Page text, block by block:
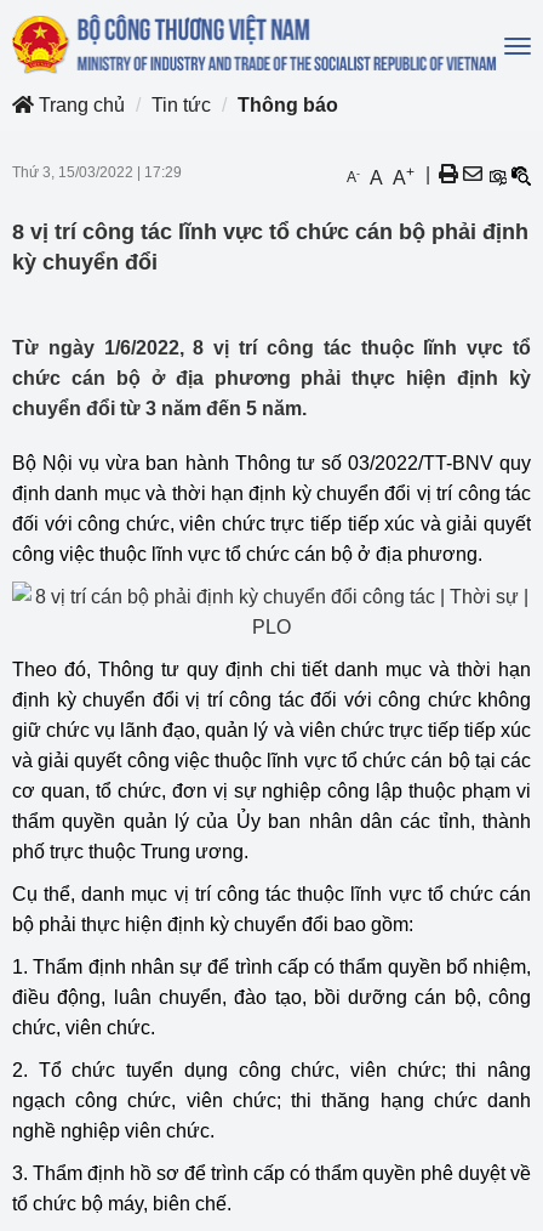
Trang chủ
Tin tức Thông báo
Thứ 3, 15/03/2022 17:29 A- A A+
8 vị trí công tác lĩnh vực tổ chức cán bộ phải định
kỳ chuyển đổi
Từ ngày 1/6/2022, 8 vị trí công tác thuộc lĩnh vực tổ
chức cán bộ ở địa phương phải thực hiện định kỳ
chuyển đổi từ 3 năm đến 5 năm.
Bộ Nội vụ vừa ban hành Thông tư số 03/2022/TT-BNV quy
định danh mục và thời hạn định kỳ chuyển đổi vị trí công tác
đối với công chức, viên chức trực tiếp tiếp xúc và giải quyết
công việc thuộc lĩnh vực tổ chức cán bộ ở địa phương.
Theo đó, Thông tư quy định chi tiết danh mục và thời hạn
định kỳ chuyển đổi vị trí công tác đối với công chức không
giữ chức vụ lãnh đạo, quản lý và viên chức trực tiếp tiếp xúc
và giải quyết công việc thuộc lĩnh vực tổ chức cán bộ tại các
cơ quan, tổ chức, đơn vị sự nghiệp công lập thuộc phạm vi
thẩm quyền quản lý của Ủy ban nhân dân các tỉnh, thành
phố trực thuộc Trung ương.
Cụ thể, danh mục vị trí công tác thuộc lĩnh vực tổ chức cán
bộ phải thực hiện định kỳ chuyển đổi bao gồm:
1. Thẩm định nhân sự để trình cấp có thẩm quyền bổ nhiệm,
điều động, luân chuyển, đào tạo, bồi dưỡng cán bộ, công
chức, viên chức.
2. Tổ chức tuyển dụng công chức, viên chức; thi nâng
ngạch công chức, viên chức; thi thăng hạng chức danh
nghề nghiệp viên chức.
3. Thẩm định hồ sơ để trình cấp có thẩm quyền phê duyệt về
tổ chức bộ máy, biên chế.